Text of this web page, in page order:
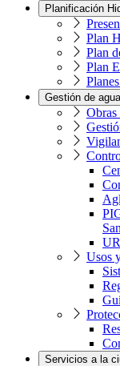
Planificación
Plan
Plan
Plan
Gestión de
Obras
Usos
Servicios a la